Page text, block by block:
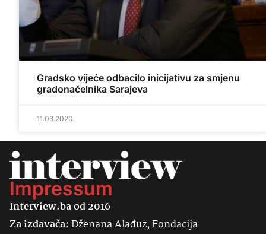
Gradsko vijeće odbacilo inicijativu za smjenu
gradonačelnika Sarajeva
11.03.2020.
Impressum
Interview.ba od 2016
Za izdavača:Dženana Alađuz, Fondacija